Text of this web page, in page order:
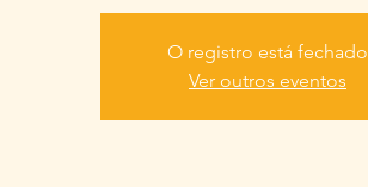
O registro está fechado
Ver outros eventos